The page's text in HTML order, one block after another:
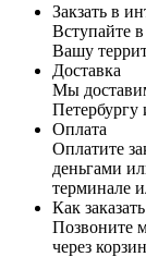
Закзать в
Вступайте
Вашу
Доставка
Мы
Петербургу
Оплата
Оплатите
деньгами
терминале
Как заказать
Позвоните
через